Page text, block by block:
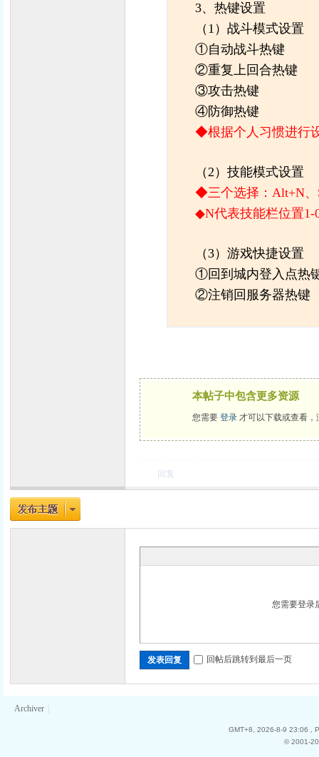
3、热键设置
（1）战斗模式设置
①自动战斗热键
②重复上回合热键
③攻击热键
④防御热键
◆根据个人习惯进行
（2）技能模式设置
◆三个选择：Alt+N、
◆N代表技能栏位置1-
（3）游戏快捷设置
①回到城内登入点热
②注销回服务器热键
本帖子中包含更多资源
您需要 登录 才可以下载或查看，
回复
您需要登录
发表回复 回帖后跳转到最后一页
Archiver
GMT+8, 2026-8-9 23:06
,
© 2001-